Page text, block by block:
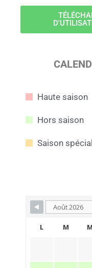
Haute saison
Hors saison
Saison
L M M